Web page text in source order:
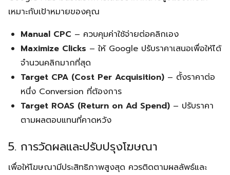
เหมาะกับเป้าหมายของคุณ
Manual CPC – ควบคุมค่าใช้จ่ายต่อคลิกเอง
Maximize Clicks – ให้ Google ปรับราคาเสนอเพื่อให้ได้
จำนวนคลิกมากที่สุด
Target CPA (Cost Per Acquisition) – ตั้งราคาต่อ
หนึ่ง Conversion ที่ต้องการ
Target ROAS (Return on Ad Spend) – ปรับราคา
ตามผลตอบแทนที่คาดหวัง
5. การวัดผลและปรับปรุงโฆษณา
เพื่อให้โฆษณามีประสิทธิภาพสูงสุด ควรติดตามผลลัพธ์และ